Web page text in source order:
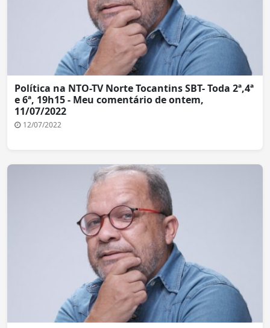
Política na NTO-TV Norte Tocantins SBT- Toda 2ª,4ª
e 6ª, 19h15 - Meu comentário de ontem,
11/07/2022
12/07/2022